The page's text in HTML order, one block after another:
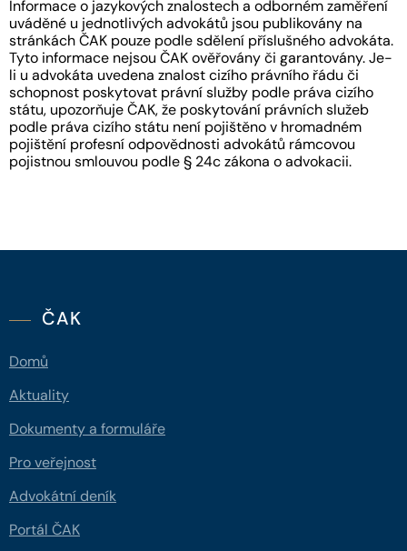
Informace o jazykových znalostech a odborném zaměření
uváděné u jednotlivých advokátů jsou publikovány na
stránkách ČAK pouze podle sdělení příslušného advokáta.
Tyto informace nejsou ČAK ověřovány či garantovány. Je-
li u advokáta uvedena znalost cizího právního řádu či
schopnost poskytovat právní služby podle práva cizího
státu, upozorňuje ČAK, že poskytování právních služeb
podle práva cizího státu není pojištěno v hromadném
pojištění profesní odpovědnosti advokátů rámcovou
pojistnou smlouvou podle § 24c zákona o advokacii.
ČAK
Domů
Aktuality
Dokumenty a formuláře
Pro veřejnost
Advokátní deník
Portál ČAK